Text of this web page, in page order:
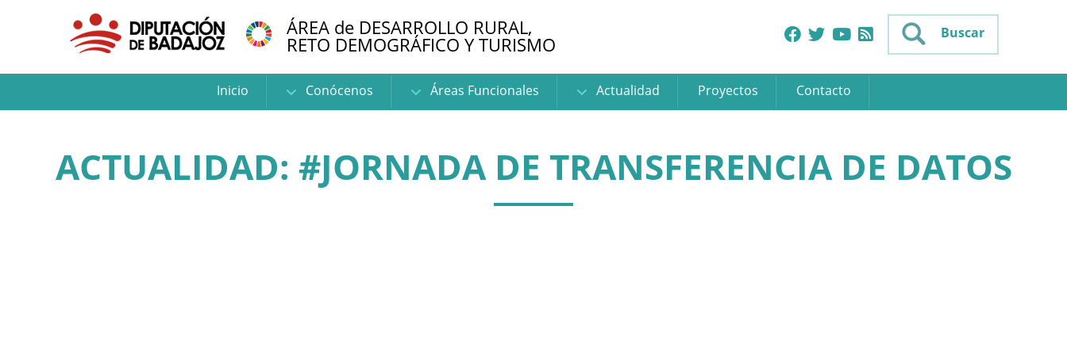
ÁREA de DESARROLLO RURAL,
RETO DEMOGRÁFICO Y TURISMO Buscar
Inicio Conócenos Áreas Funcionales Actualidad Proyectos Contacto
ACTUALIDAD: #JORNADA DE TRANSFERENCIA DE DATOS